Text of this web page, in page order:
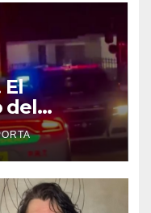
El
del
Perez
fans a